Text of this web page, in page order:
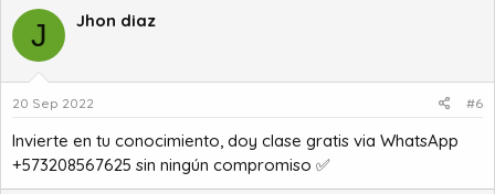
J Jhon diaz
20 Sep 2022 #6
Invierte en tu conocimiento, doy clase gratis via WhatsApp
+573208567625 sin ningún compromiso ✅